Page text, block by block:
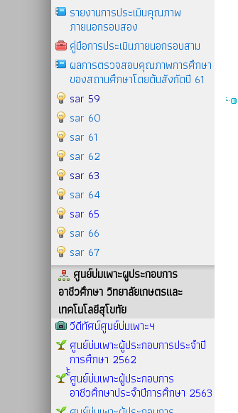
รายงานการประเมินคุณภาพ
ภายนอกรอบสอง
คู่มือการประเมินภายนอกรอบสาม
ผลการตรวจสอบคุณภาพการศึกษา
ของสถานศึกษาโดยต้นสังกัดปี 61
sar 59
sar 60
sar 61
sar 62
sar 63
sar 64
sar 65
sar 66
sar 67
ศูนย์บ่มเพาะผูประกอบการ
อาชีวศึกษา วิทยาลัยเกษตรและ
เทคโนโลยีสุโขทัย
วีดีทัศน์ศูนย์บ่มเพาะฯ
ศูนย์บ่มเพาะผู้ประกอบการประจำปี
การศึกษา 2562
้้้ศูนย์บ่มเพาะผู้ประกอบการ
อาชีวศึกษาประจำปีการศึกษา 2563